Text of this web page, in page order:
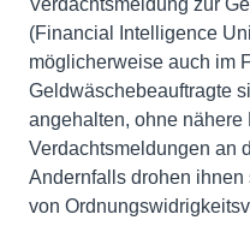
Verdachtsmeldung zur
(Financial Intelligence
möglicherweise auch im
Geldwäschebeauftragte
angehalten, ohne nähere
Verdachtsmeldungen an
Andernfalls drohen
von